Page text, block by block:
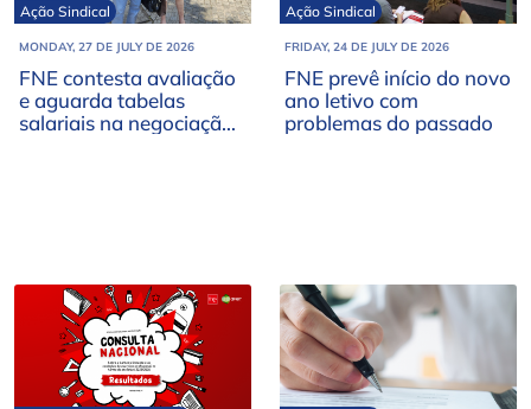
Ação Sindical
MONDAY, 27 DE JULY DE 2026
FNE contesta avaliação
e aguarda tabelas
salariais na negociação
Ação Sindical
FRIDAY, 24 DE JULY DE 2026
FNE prevê início do novo
ano letivo com
problemas do passado